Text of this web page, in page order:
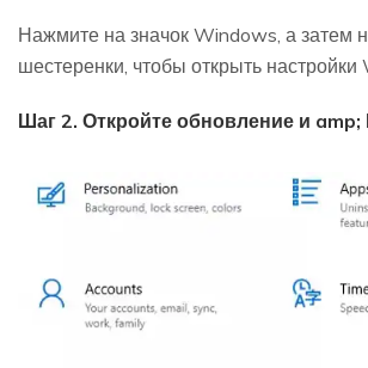
Нажмите на значок Windows, а затем
шестеренки, чтобы открыть настройки
Шаг 2. Откройте обновление и amp;